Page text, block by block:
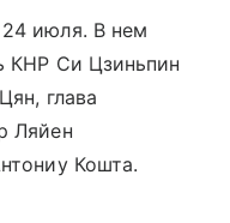
июля. В нем
КНР Си Цзиньпин
глава
Ляйен
Кошта.